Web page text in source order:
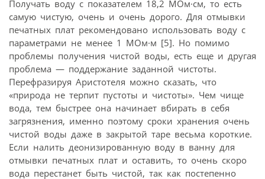
Получать воду с показателем 18,2 МОм·см, то есть
самую чистую, очень и очень дорого. Для отмывки
печатных плат рекомендовано использовать воду с
параметрами не менее 1 МОм·м [5]. Но помимо
проблемы получения чистой воды, есть еще и другая
проблема — поддержание заданной чистоты.
Перефразируя Аристотеля можно сказать, что
«природа не терпит пустоты и чистоты». Чем чище
вода, тем быстрее она начинает вбирать в себя
загрязнения, именно поэтому сроки хранения очень
чистой воды даже в закрытой таре весьма короткие.
Если налить деонизированную воду в ванну для
отмывки печатных плат и оставить, то очень скоро
вода перестанет быть чистой, так как постепенно